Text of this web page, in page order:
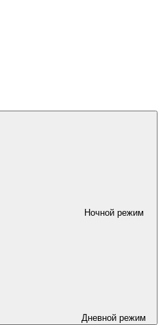
Ночной режим
Дневной режим